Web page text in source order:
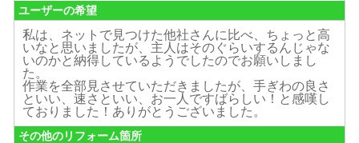
ユーザーの希望
私は、ネットで見つけた他社さんに比べ、ちょっと高
いなと思いましたが、主人はそのぐらいするんじゃな
いのかと納得しているようでしたのでお願いしまし
た。
作業を全部見させていただきましたが、手ぎわの良さ
といい、速さといい、お一人ですばらしい！と感嘆し
ておりました！ありがとうございました。
その他のリフォーム箇所